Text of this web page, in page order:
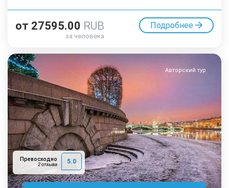
от 27595.00 RUB
за человека
Подробнее
Превосходно
2 отзыва 5.0
Авторский тур